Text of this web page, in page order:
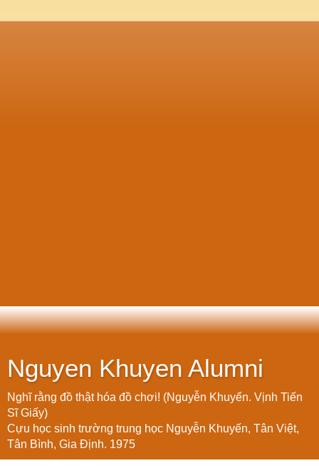
Nguyen Khuyen Alumni
Nghĩ rằng đồ thật hóa đồ chơi! (Nguyễn Khuyến. Vịnh Tiến
Sĩ Giấy)
Cựu học sinh trường trung học Nguyễn Khuyến, Tân Việt,
Tân Bình, Gia Định. 1975